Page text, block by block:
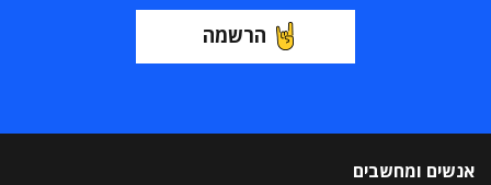
הרשמה
אנשים ומחשבים